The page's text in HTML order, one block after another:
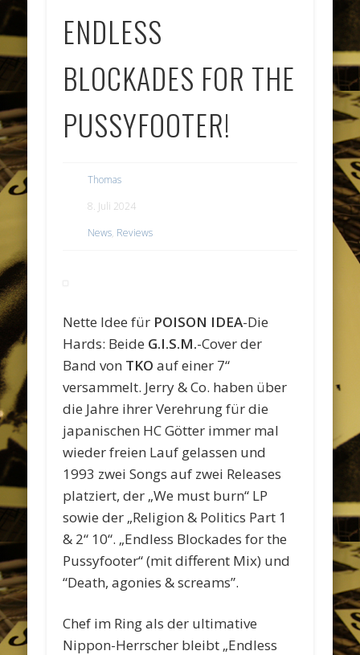
ENDLESS
BLOCKADES FOR THE
PUSSYFOOTER!
Thomas
8. Juli 2024
News, Reviews
Nette Idee für POISON IDEA-Die
Hards: Beide G.I.S.M.-Cover der
Band von TKO auf einer 7“
versammelt. Jerry & Co. haben über
die Jahre ihrer Verehrung für die
japanischen HC Götter immer mal
wieder freien Lauf gelassen und
1993 zwei Songs auf zwei Releases
platziert, der „We must burn“ LP
sowie der „Religion & Politics Part 1
& 2“ 10“. „Endless Blockades for the
Pussyfooter“ (mit different Mix) und
“Death, agonies & screams”.
Chef im Ring als der ultimative
Nippon-Herrscher bleibt „Endless